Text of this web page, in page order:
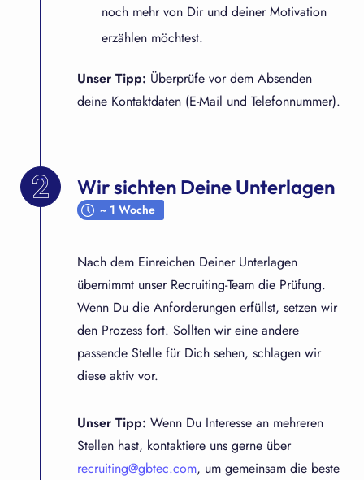
noch mehr von Dir und deiner Motivation
erzählen möchtest.
Unser Tipp: Überprüfe vor dem Absenden
deine Kontaktdaten (E-Mail und Telefonnummer).
Wir sichten Deine Unterlagen
~ 1 Woche
Nach dem Einreichen Deiner Unterlagen
übernimmt unser Recruiting-Team die Prüfung.
Wenn Du die Anforderungen erfüllst, setzen wir
den Prozess fort. Sollten wir eine andere
passende Stelle für Dich sehen, schlagen wir
diese aktiv vor.
Unser Tipp: Wenn Du Interesse an mehreren
Stellen hast, kontaktiere uns gerne über
recruiting@gbtec.com, um gemeinsam die beste